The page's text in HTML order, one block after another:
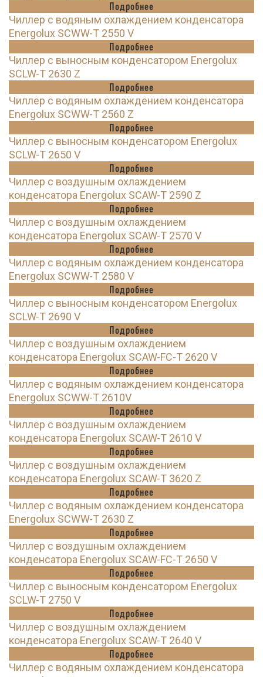
Подробнее
Чиллер с водяным охлаждением конденсатора
Energolux SCWW-T 2550 V
Подробнее
Чиллер с выносным конденсатором Energolux
SCLW-T 2630 Z
Подробнее
Чиллер с водяным охлаждением конденсатора
Energolux SCWW-T 2560 Z
Подробнее
Чиллер с выносным конденсатором Energolux
SCLW-T 2650 V
Подробнее
Чиллер с воздушным охлаждением
конденсатора Energolux SCAW-T 2590 Z
Подробнее
Чиллер с воздушным охлаждением
конденсатора Energolux SCAW-T 2570 V
Подробнее
Чиллер с водяным охлаждением конденсатора
Energolux SCWW-T 2580 V
Подробнее
Чиллер с выносным конденсатором Energolux
SCLW-T 2690 V
Подробнее
Чиллер с воздушным охлаждением
конденсатора Energolux SCAW-FC-T 2620 V
Подробнее
Чиллер с водяным охлаждением конденсатора
Energolux SCWW-T 2610V
Подробнее
Чиллер с воздушным охлаждением
конденсатора Energolux SCAW-T 2610 V
Подробнее
Чиллер с воздушным охлаждением
конденсатора Energolux SCAW-T 3620 Z
Подробнее
Чиллер с водяным охлаждением конденсатора
Energolux SCWW-T 2630 Z
Подробнее
Чиллер с воздушным охлаждением
конденсатора Energolux SCAW-FC-T 2650 V
Подробнее
Чиллер с выносным конденсатором Energolux
SCLW-T 2750 V
Подробнее
Чиллер с воздушным охлаждением
конденсатора Energolux SCAW-T 2640 V
Подробнее
Чиллер с водяным охлаждением конденсатора